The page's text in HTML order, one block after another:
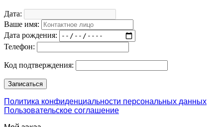
Дата:
Ваше имя:
Дата рождения:
Телефон:
Код подтверждения:
Политика конфиденциальности персональных данных
Пользовательское соглашение